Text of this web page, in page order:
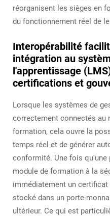
réorganisent les sièges en
du fonctionnement réel de
Interopérabilité
intégration au
l'apprentissage
certifications et
Lorsque les systèmes de
correctement connectés au
formation, cela ouvre la
temps réel et de générer
conformité. Une fois qu'une
module de formation à la
immédiatement un
stocké dans un porte-
ultérieur. Ce qui est